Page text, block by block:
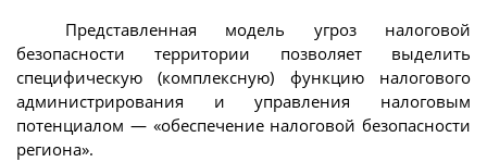
Представленная модель угроз налоговой
безопасности территории позволяет выделить
специфическую (комплексную) функцию налогового
администрирования и управления налоговым
потенциалом — «обеспечение налоговой безопасности
региона».